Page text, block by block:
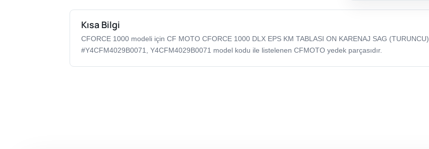
Kısa Bilgi
CFORCE 1000 modeli için CF MOTO CFORCE 1000 DLX EPS KM TABLASI ON KARENAJ SAG (TURUNCU)
#Y4CFM4029B0071, Y4CFM4029B0071 model kodu ile listelenen CFMOTO yedek parçasıdır.